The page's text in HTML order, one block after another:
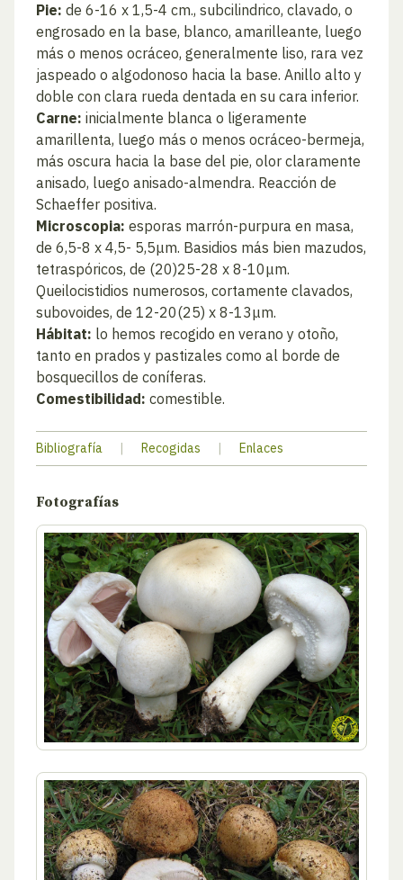
Pie: de 6-16 x 1,5-4 cm., subcilindrico, clavado, o
engrosado en la base, blanco, amarilleante, luego
más o menos ocráceo, generalmente liso, rara vez
jaspeado o algodonoso hacia la base. Anillo alto y
doble con clara rueda dentada en su cara inferior.
Carne: inicialmente blanca o ligeramente
amarillenta, luego más o menos ocráceo-bermeja,
más oscura hacia la base del pie, olor claramente
anisado, luego anisado-almendra. Reacción de
Schaeffer positiva.
Microscopia: esporas marrón-purpura en masa,
de 6,5-8 x 4,5- 5,5μm. Basidios más bien mazudos,
tetraspóricos, de (20)25-28 x 8-10μm.
Queilocistidios numerosos, cortamente clavados,
subovoides, de 12-20(25) x 8-13μm.
Hábitat: lo hemos recogido en verano y otoño,
tanto en prados y pastizales como al borde de
bosquecillos de coníferas.
Comestibilidad: comestible.
Bibliografía | Recogidas | Enlaces
Fotografías